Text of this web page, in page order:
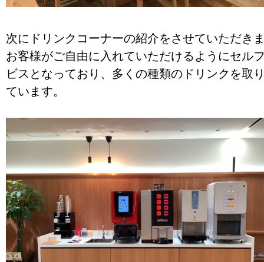
次にドリンクコーナーの紹介をさせていただき
お客様がご自由に入れていただけるようにセル
ビスとなっており、多くの種類のドリンクを取
ています。